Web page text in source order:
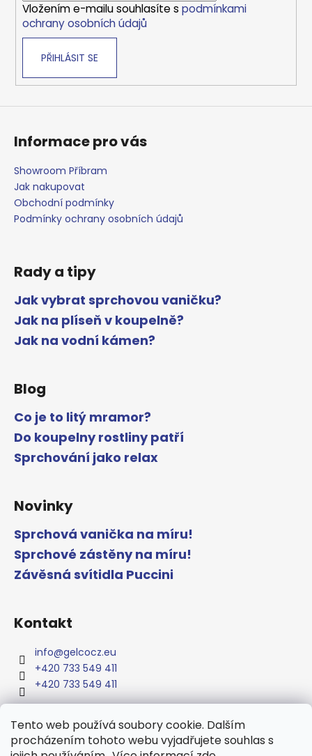
Tento web používá soubory cookie. Dalším
procházením tohoto webu vyjadřujete souhlas s
Vložením e-mailu souhlasíte s podmínkami
ochrany osobních údajů
PŘIHLÁSIT SE
Informace pro vás
Showroom Příbram
Jak nakupovat
Obchodní podmínky
Podmínky ochrany osobních údajů
Rady a tipy
Jak vybrat sprchovou vaničku?
Jak na plíseň v koupelně?
Jak na vodní kámen?
Blog
Co je to litý mramor?
Do koupelny rostliny patří
Sprchování jako relax
Novinky
Sprchová vanička na míru!
Sprchové zástěny na míru!
Závěsná svítidla Puccini
Kontakt
info@gelcocz.eu
+420 733 549 411
+420 733 549 411